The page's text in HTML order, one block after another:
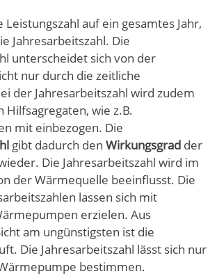
Leistungszahl auf ein gesamtes Jahr,
Jahresarbeitszahl. Die
unterscheidet sich von der
nur durch die zeitliche
der Jahresarbeitszahl wird zudem
Hilfsagregaten, wie z.B.
mit einbezogen. Die
gibt dadurch den Wirkungsgrad der
Die Jahresarbeitszahl wird im
der Wärmequelle beeinflusst. Die
lassen sich mit
erzielen. Aus
am ungünstigsten ist die
Die Jahresarbeitszahl lässt sich nur
bestimmen.